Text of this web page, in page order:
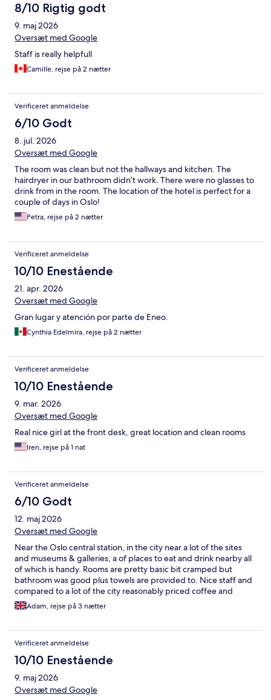
8/10 Rigtig godt
9. maj 2026
Oversæt med Google
Staff is really helpfull
Camille, rejse på 2 nætter
Verificeret anmeldelse
6/10 Godt
8. jul. 2026
Oversæt med Google
The room was clean but not the hallways and kitchen. The
hairdryer in our bathroom didn’t work. There were no glasses to
drink from in the room. The location of the hotel is perfect for a
couple of days in Oslo!
Petra, rejse på 2 nætter
Verificeret anmeldelse
10/10 Enestående
21. apr. 2026
Oversæt med Google
Gran lugar y atención por parte de Eneo.
Cynthia Edelmira, rejse på 2 nætter
Verificeret anmeldelse
10/10 Enestående
9. mar. 2026
Oversæt med Google
Real nice girl at the front desk, great location and clean rooms
Iren, rejse på 1 nat
Verificeret anmeldelse
6/10 Godt
12. maj 2026
Oversæt med Google
Near the Oslo central station, in the city near a lot of the sites
and museums & galleries, a of places to eat and drink nearby all
of which is handy. Rooms are pretty basic bit cramped but
bathroom was good plus towels are provided to. Nice staff and
compared to a lot of the city reasonably priced coffee and
drinks.Adam, rejse på 3 nætter
Verificeret anmeldelse
10/10 Enestående
9. maj 2026
Oversæt med Google